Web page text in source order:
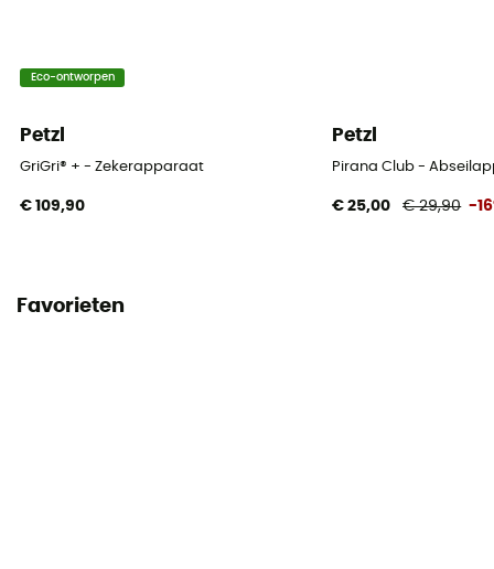
Eco-ontworpen
Petzl
GriGri® + - Zekerapparaat
€ 109,90
Petzl
Pirana Club -
€ 25,00 € 29,90 -
Favorieten